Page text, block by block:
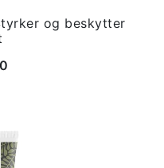
og beskytter